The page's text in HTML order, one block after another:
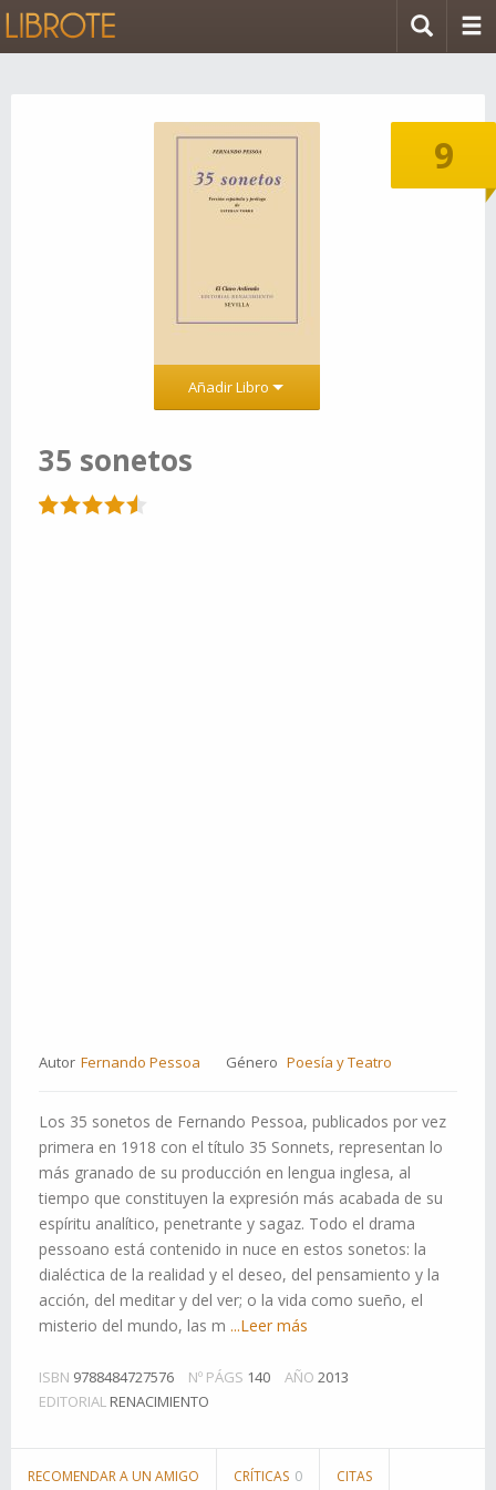
9
Añadir Libro
35 sonetos
Autor Fernando Pessoa Género Poesía y Teatro
Los 35 sonetos de Fernando Pessoa, publicados por vez
primera en 1918 con el título 35 Sonnets, representan lo
más granado de su producción en lengua inglesa, al
tiempo que constituyen la expresión más acabada de su
espíritu analítico, penetrante y sagaz. Todo el drama
pessoano está contenido in nuce en estos sonetos: la
dialéctica de la realidad y el deseo, del pensamiento y la
acción, del meditar y del ver; o la vida como sueño, el
misterio del mundo, las m ...Leer más
ISBN 9788484727576 Nº PÁGS 140 AÑO 2013
EDITORIAL RENACIMIENTO
RECOMENDAR A UN AMIGO CRÍTICAS 0 CITAS